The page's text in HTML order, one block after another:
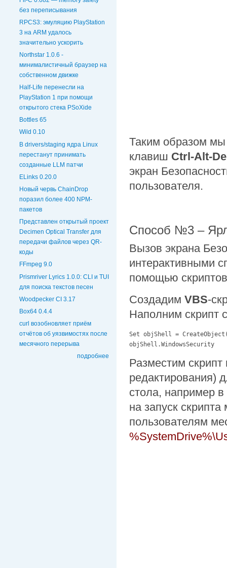
без переписывания
RPCS3: эмуляцию PlayStation
3 на ARM удалось
значительно ускорить
Northstar 1.0.6 -
минималистичный браузер на
собственном движке
Half-Life перенесли на
PlayStation 1 при помощи
открытого стека PSoXide
Bottles 65
Wild 0.10
В drivers/staging ядра Linux
перестанут принимать
созданные LLM патчи
ELinks 0.20.0
Новый червь ChainDrop
поразил более 400 NPM-
пакетов
Представлен открытый проект
Decimen Optical Transfer для
передачи файлов через QR-
коды
FFmpeg 9.0
Prismriver Lyrics 1.0.0: CLI и TUI
для поиска текстов песен
Woodpecker CI 3.17
Box64 0.4.4
curl возобновляет приём
отчётов об уязвимостях после
месячного перерыва
подробнее
Таким образом мы
клавиш Ctrl-Alt-
экран
пользователя.
Способ №3 –
Вызов экрана
интерактивными
помощью
Создадим VBS-
Наполним
Set objShell =
objShell.WindowsSecurity
Разместим
редактирования)
стола, например в
на запуск
пользователям